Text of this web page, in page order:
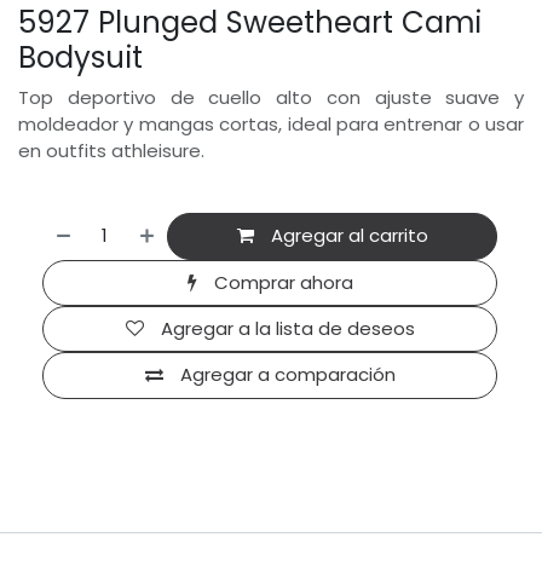
5927 Plunged Sweetheart Cami
Bodysuit
Top deportivo de cuello alto con ajuste suave y
moldeador y mangas cortas, ideal para entrenar o usar
en outfits athleisure.
Agregar al carrito
Comprar ahora
Agregar a comparación
Agregar a la lista de deseos